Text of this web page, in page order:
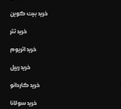
خرید بیت کوین
خرید تتر
خرید اتریوم
خرید ریپل
خرید کاردانو
خرید سولانا